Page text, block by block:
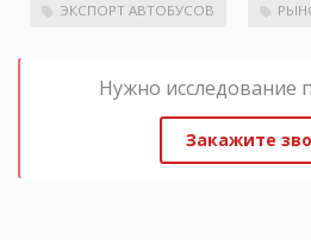
ЭКСПОРТ АВТОБУСОВ
Нужно исследование
Закажите